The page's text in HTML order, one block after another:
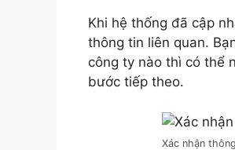
Khi hệ thống đã cập
thông tin liên quan.
công ty nào thì có thể
bước tiếp theo.
Xác nhận